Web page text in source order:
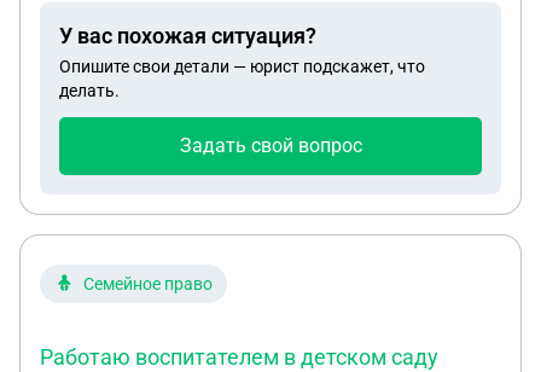
требующая ухода. могут ли сына отпустить в
отпуск для помощи семье на время моей
болезни?
У вас похожая ситуация?
Опишите свои детали — юрист подскажет, что
делать.
Задать свой вопрос
Семейное право
Работаю воспитателем в детском саду